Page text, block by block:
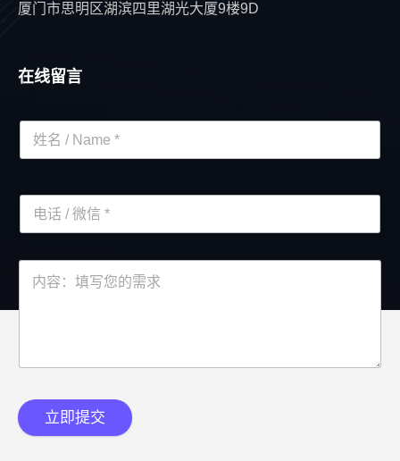
厦门市思明区湖滨四里湖光大厦9楼9D
在线留言
立即提交